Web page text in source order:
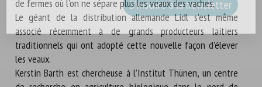
de fermes où l’on ne sépare plus les veaux des vaches.
Le géant de la distribution allemande Lidl s’est même
associé récemment à de grands producteurs laitiers
traditionnels qui ont adopté cette nouvelle façon d’élever
les veaux.
Kerstin Barth est chercheuse à l’Institut Thünen, un centre